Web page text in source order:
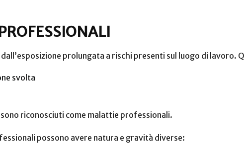
prolungata a rischi presenti sul luogo di lavoro.
svolta
riconosciuti come malattie professionali.
possono avere natura e gravità diverse: